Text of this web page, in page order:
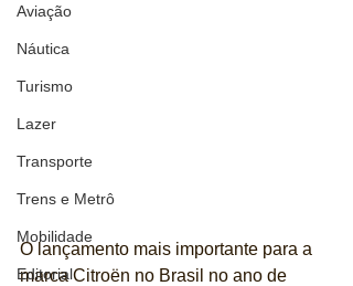
Aviação
Náutica
Turismo
Lazer
Transporte
Trens e Metrô
Mobilidade
Editorial
O lançamento mais importante para a
marca Citroën no Brasil no ano de